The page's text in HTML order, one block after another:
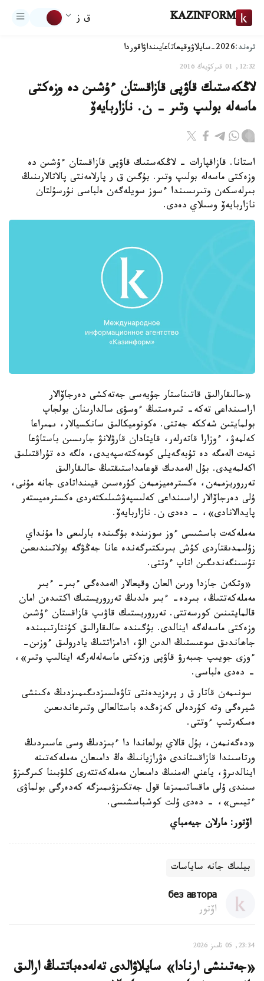
KAZINFORM ق ز
ترەند:2026-سايلاۋ وقيعاتاعايىنداۋاقوردا
12:32, 01 قىركۇيەك 2016
لاڭكەستىك قاۋپى قازاقستان ءۇشىن دە وزەكتى
ماسەلە بولىپ وتىر - ن. نازاربايەۆ
استانا. قازاقپارات - لاڭكەستىك قاۋپى قازاقستان ءۇشىن دە
وزەكتى ماسەلە بولىپ وتىر. بۇگىن ق ر پارلامەنتى پالاتالارىنىڭ
بىرلەسكەن وتىرىسىندا ءسوز سويلەگەن ەلباسى نۇرسۇلتان
نازاربايەۆ وسىلاي دەدى.
«حالىقارالىق قاتىناستار جۇيەسى جەتەكشى دەرجاۆالار
اراسىنداعى تەكە- تىرەستىڭ ءوسۋى سالدارىنان بولجاپ
بولمايتىن شەككە جەتتى. ەكونوميكالىق سانكسيالار، ىمىراعا
كەلمەۋ، ءوزارا قاتەرلەر، قايتادان قارۋلانۋ جارىسىن باستاۋعا
نيەت الەمگە دە تۇبەگەيلى كومەكتەسپەيدى، ەلگە دە تۇراقتىلىق
اكەلمەيدى. بۇل الەمدىك قوعامداستىقتىڭ حالىقارالىق
تەرروريزممەن، ەكسترەميزممەن كۇرەسىن قيىنداتادى جانە مۇنى،
ۇلى دەرجاۆالار اراسىنداعى كەلىسپەۋشىلىكتەردى ەكسترەميستەر
پايدالانادى»، - دەدى ن. نازاربايەۆ.
مەملەكەت باسشىسى ءوز سوزىندە بۇگىندە بارلىعى دا مۇنداي
زۇلىمدىقتاردى كۇش بىرىكتىرگەندە عانا جەڭۋگە بولاتىندىعىن
تۇسىنگەندىگىن اتاپ ءوتتى.
«وتكەن جازدا ورىن العان وقيعالار الەمدەگى ءبىر- ءبىر
مەملەكەتتىڭ، بىردە- ءبىر ەلدىڭ تەرروريستىك اكتىدەن امان
قالمايتىنىن كورسەتتى. تەرروريستىك قاۋىپ قازاقستان ءۇشىن
وزەكتى ماسەلەگە اينالدى. بۇگىندە حالىقارالىق كۇنتارتىبىندە
جاھاندىق سوعىستىڭ الدىن الۋ، ادامزاتتىڭ يادرولىق ءوزىن-
ءوزى جويىپ جىبەرۋ قاۋپى وزەكتى ماسەلەلەرگە اينالىپ وتىر»،
- دەدى ەلباسى.
سونىمەن قاتار ق ر پرەزيدەنتى تاۋەلسىزدىگىمىزدىڭ ەكىنشى
شيرەگى وتە كۇردەلى كەزەڭدە باستالعالى وتىرعاندىعىن
ەسكەرتىپ ءوتتى.
«دەگەنمەن، بۇل قالاي بولعاندا دا ءبىزدىڭ وسى عاسىردىڭ
ورتاسىندا قازاقستاندى ەۋرازيانىڭ ەڭ دامىعان مەملەكەتىنە
اينالدىرۋ، ياعني الەمنىڭ دامىعان مەملەكەتتەرى كلۋبىنا كىرگىزۋ
سىندى ۇلى ماقساتىمىزعا قول جەتكىزۋىمىزگە كەدەرگى بولماۋى
ءتيىس»، - دەدى ۇلت كوشباسشىسى.
اۆتور: مارلان جيەمباي
بيلىك جانە ساياسات
без автора
اۆتور
23:34, 05 تامىز 2026
«جەتىنشى ارنادا» سايلاۋالدى تەلەدەباتتىڭ ارالىق